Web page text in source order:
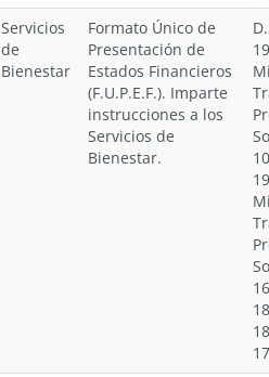
Servicios
de
Bienestar
Formato Único de
Presentación de
Estados Financieros
(F.U.P.E.F.). Imparte
instrucciones a los
Servicios de
Bienestar.